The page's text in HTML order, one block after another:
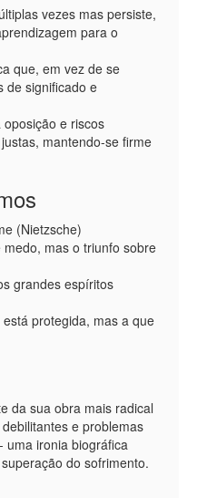
vezes mas persiste,
para o
que, em vez de se
de significado e
e riscos
mantendo-se firme
(Nietzsche)
mas o triunfo sobre
grandes espíritos
protegida, mas a que
da sua obra mais radical
e problemas
uma ironia biográfica
do sofrimento.